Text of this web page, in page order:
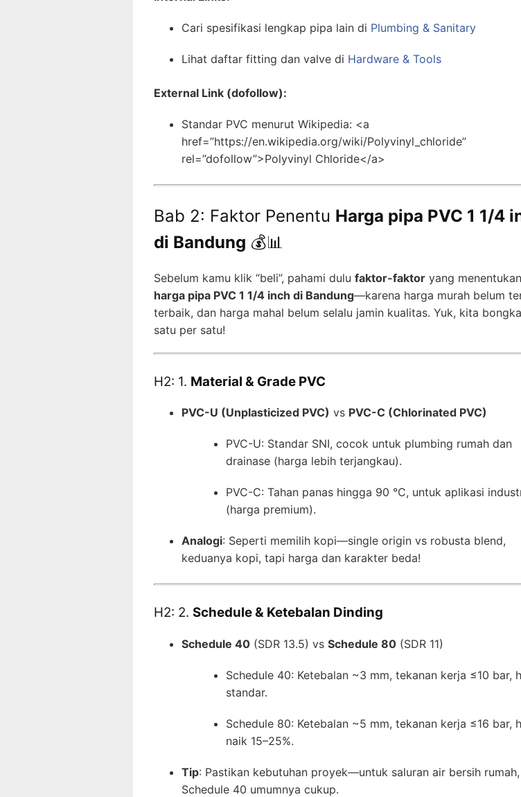
Cari spesifikasi lengkap pipa lain di Plumbing & Sanitary
Lihat daftar fitting dan valve di Hardware & Tools
External Link (dofollow):
Standar PVC menurut Wikipedia: <a
href=”https://en.wikipedia.org/wiki/Polyvinyl_chloride”
rel=”dofollow”>Polyvinyl Chloride</a>
Bab 2: Faktor Penentu Harga pipa PVC 1 1/4
di Bandung 💰📊
Sebelum kamu klik “beli”, pahami dulu faktor-faktor yang menentukan
harga pipa PVC 1 1/4 inch di Bandung—karena harga murah belum
terbaik, dan harga mahal belum selalu jamin kualitas. Yuk, kita
satu per satu!
H2: 1. Material & Grade PVC
PVC-U (Unplasticized PVC) vs PVC-C (Chlorinated PVC)
PVC-U: Standar SNI, cocok untuk plumbing rumah dan
drainase (harga lebih terjangkau).
PVC-C: Tahan panas hingga 90 °C, untuk aplikasi
(harga premium).
Analogi: Seperti memilih kopi—single origin vs robusta blend,
keduanya kopi, tapi harga dan karakter beda!
H2: 2. Schedule & Ketebalan Dinding
Schedule 40 (SDR 13.5) vs Schedule 80 (SDR 11)
Schedule 40: Ketebalan ~3 mm, tekanan kerja ≤10 bar,
standar.
Schedule 80: Ketebalan ~5 mm, tekanan kerja ≤16 bar,
naik 15–25%.
Tip: Pastikan kebutuhan proyek—untuk saluran air bersih rumah,
Schedule 40 umumnya cukup.